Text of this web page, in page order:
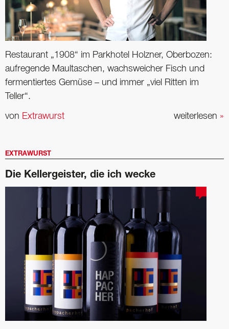
Restaurant „1908“ im Parkhotel Holzner, Oberbozen:
aufregende Maultaschen, wachsweicher Fisch und
fermentiertes Gemüse – und immer „viel Ritten im
Teller“.
weiterlesen »
von Extrawurst
EXTRAWURST
Die Kellergeister, die ich wecke